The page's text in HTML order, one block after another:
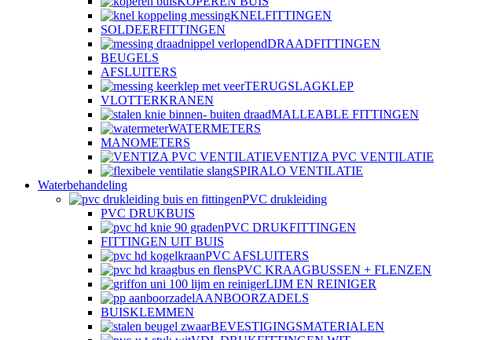
KNELFITTINGEN
SOLDEERFITTINGEN
DRAADFITTINGEN
BEUGELS
AFSLUITERS
TERUGSLAGKLEP
VLOTTERKRANEN
MALLEABLE FITTINGEN
WATERMETERS
MANOMETERS
VENTIZA PVC VENTILATIE
SPIRALO VENTILATIE
Waterbehandeling
PVC drukleiding
PVC DRUKBUIS
PVC DRUKFITTINGEN
FITTINGEN UIT BUIS
PVC AFSLUITERS
PVC KRAAGBUSSEN + FLENZEN
LIJM EN REINIGER
AANBOORZADELS
BUISKLEMMEN
BEVESTIGINGSMATERIALEN